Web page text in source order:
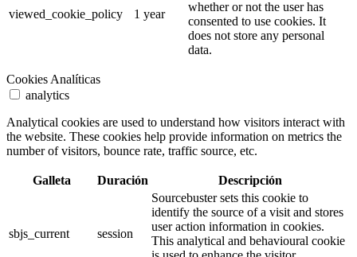
viewed_cookie_policy 1 year
whether or not the user has
consented to use cookies. It
does not store any personal
data.
Cookies Analíticas
analytics
Analytical cookies are used to understand how visitors interact with
the website. These cookies help provide information on metrics the
number of visitors, bounce rate, traffic source, etc.
Galleta Duración Descripción
sbjs_current session
Sourcebuster sets this cookie to
identify the source of a visit and stores
user action information in cookies.
This analytical and behavioural cookie